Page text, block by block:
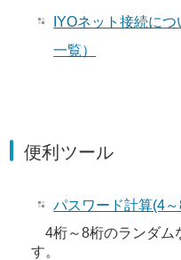
IYOネット接続に
一覧）
便利ツール
パスワード計算(4
4桁～8桁のランダム
す。